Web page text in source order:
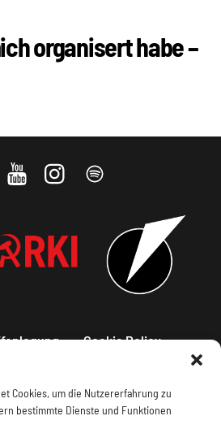
Cookies, um die Nutzererfahrung zu
bestimmte Dienste und Funktionen
organisert habe –
Cookie Policy
Kontakt